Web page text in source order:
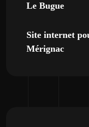
Le Bugue
Site internet
Mérignac